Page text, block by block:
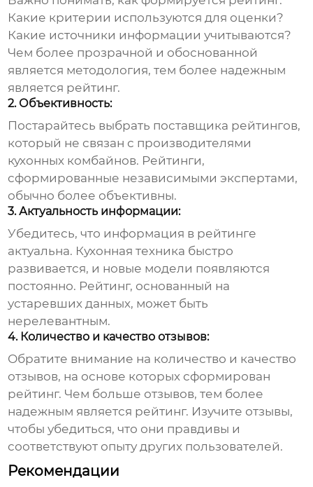
Какие критерии используются для оценки?
Какие источники информации учитываются?
Чем более прозрачной и обоснованной
является методология, тем более надежным
является рейтинг.
2. Объективность:
Постарайтесь выбрать поставщика рейтингов,
который не связан с производителями
кухонных комбайнов. Рейтинги,
сформированные независимыми экспертами,
обычно более объективны.
3. Актуальность информации:
Убедитесь, что информация в рейтинге
актуальна. Кухонная техника быстро
развивается, и новые модели появляются
постоянно. Рейтинг, основанный на
устаревших данных, может быть
нерелевантным.
4. Количество и качество отзывов:
Обратите внимание на количество и качество
отзывов, на основе которых сформирован
рейтинг. Чем больше отзывов, тем более
надежным является рейтинг. Изучите отзывы,
чтобы убедиться, что они правдивы и
соответствуют опыту других пользователей.
Рекомендации